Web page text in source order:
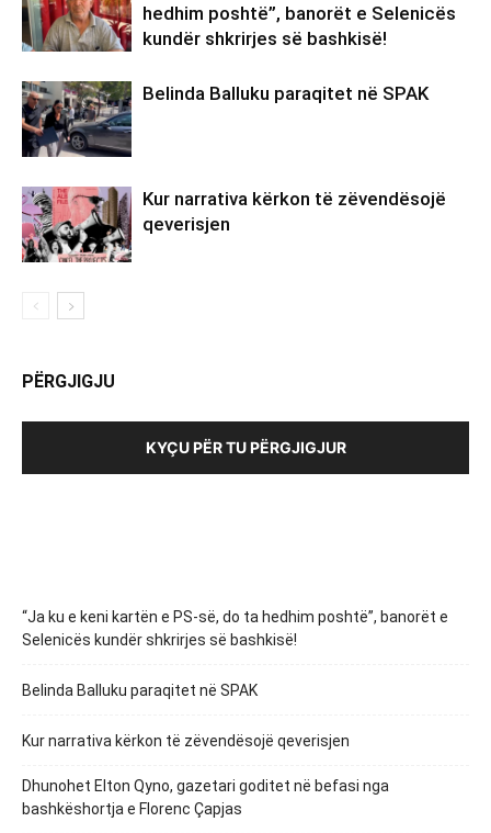
hedhim poshtë”, banorët e Selenicës
kundër shkrirjes së bashkisë!
Belinda Balluku paraqitet në SPAK
Kur narrativa kërkon të zëvendësojë
qeverisjen
PËRGJIGJU
KYÇU PËR TU PËRGJIGJUR
“Ja ku e keni kartën e PS-së, do ta hedhim poshtë”, banorët e
Selenicës kundër shkrirjes së bashkisë!
Belinda Balluku paraqitet në SPAK
Kur narrativa kërkon të zëvendësojë qeverisjen
Dhunohet Elton Qyno, gazetari goditet në befasi nga
bashkëshortja e Florenc Çapjas